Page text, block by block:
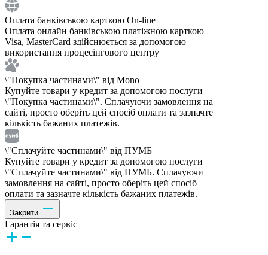
Оплата банківською карткою On-line
Оплата онлайн банківською платіжною карткою
Visa, MasterCard здійснюється за допомогою
використання процесінгового центру
\"Покупка частинами\" від Mono
Купуйте товари у кредит за допомогою послуги
\"Покупка частинами\". Сплачуючи замовлення на
сайті, просто оберіть цей спосіб оплати та зазначте
кількість бажаних платежів.
\"Сплачуйте частинами\" від ПУМБ
Купуйте товари у кредит за допомогою послуги
\"Сплачуйте частинами\" від ПУМБ. Сплачуючи
замовлення на сайті, просто оберіть цей спосіб
оплати та зазначте кількість бажаних платежів.
Закрити
Гарантія та сервіс